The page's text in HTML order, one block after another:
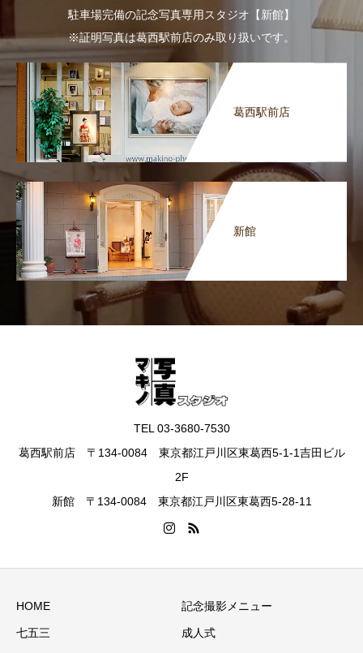
駐車場完備の記念写真専用スタジオ【新館】
※証明写真は葛西駅前店のみ取り扱いです。
葛西駅前店
新館
TEL 03-3680-7530
葛西駅前店 〒134-0084 東京都江戸川区東葛西5-1-1吉田ビル
2F
新館 〒134-0084 東京都江戸川区東葛西5-28-11
HOME 記念撮影メニュー
七五三 成人式